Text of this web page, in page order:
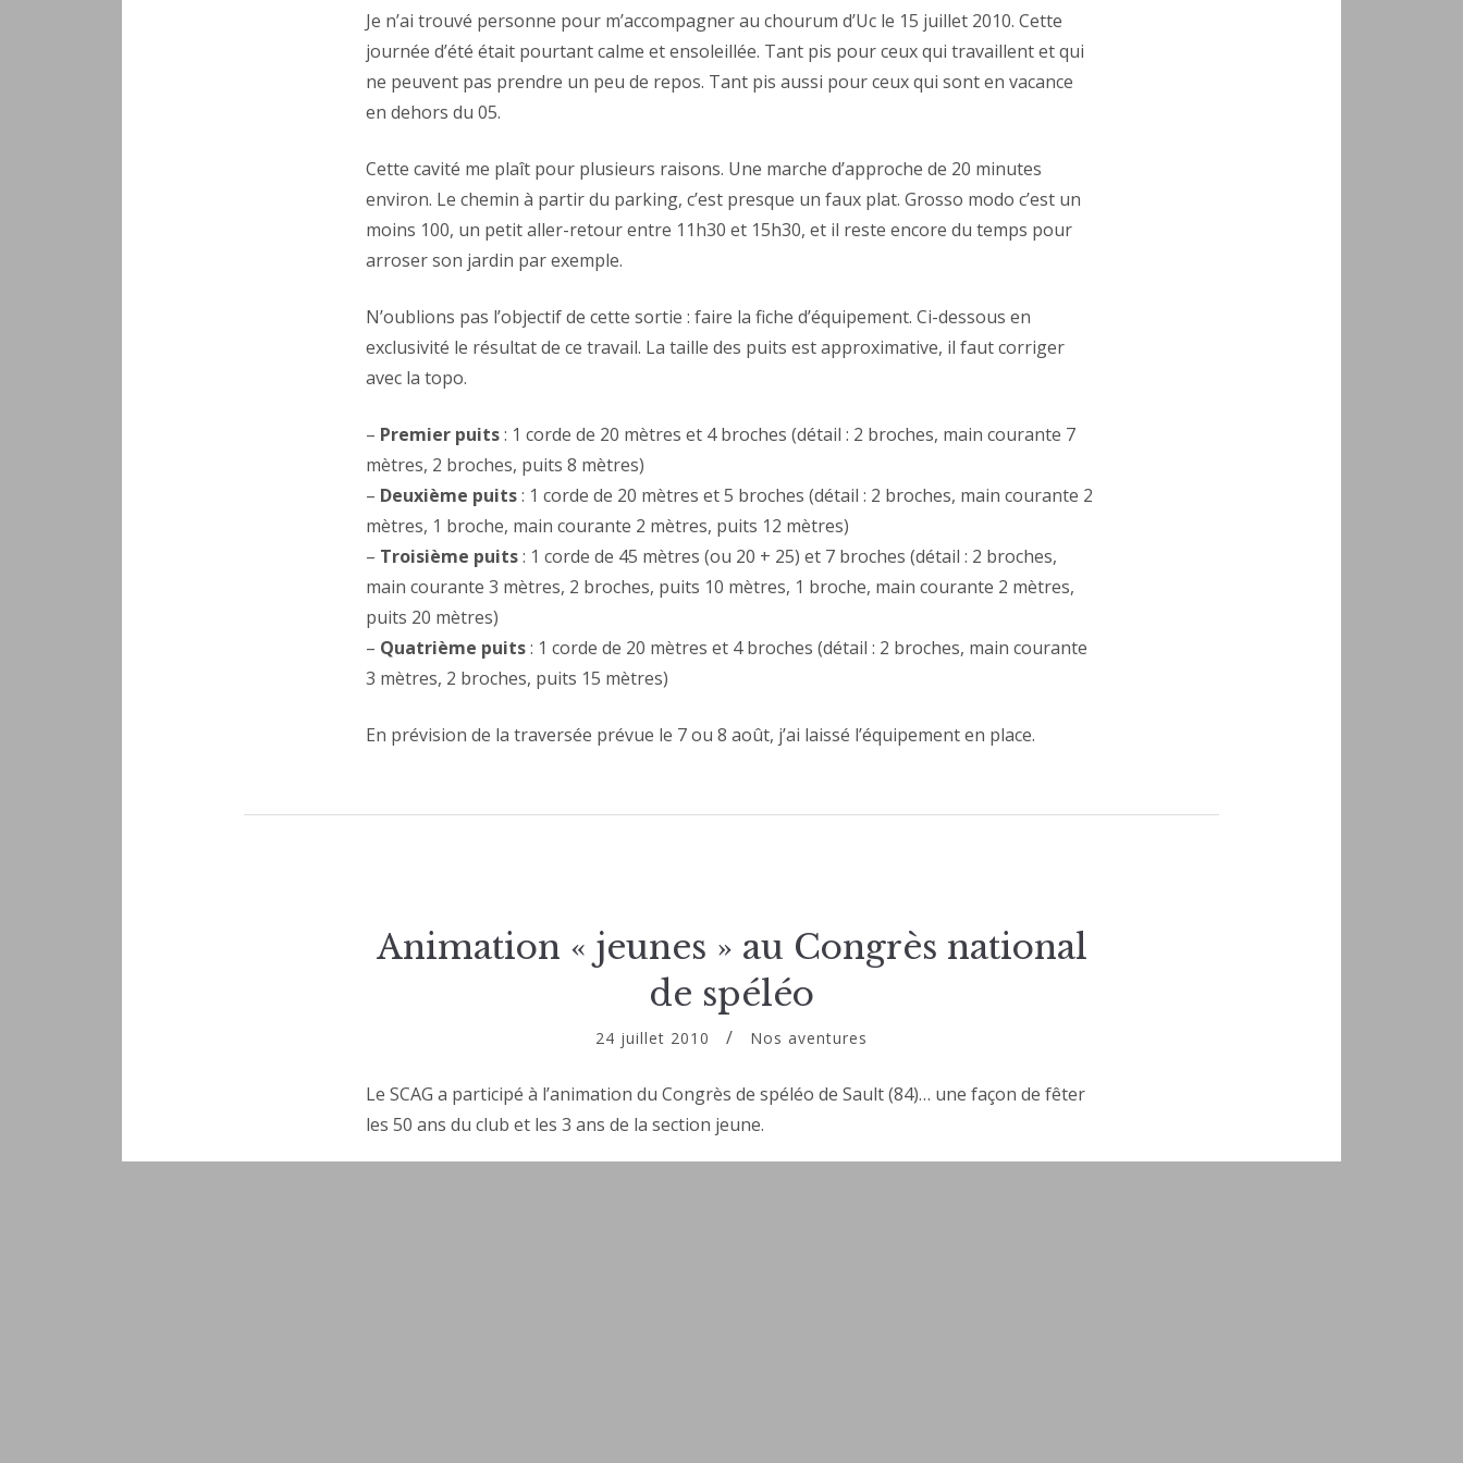
Je n’ai trouvé personne pour m’accompagner au chourum d’Uc le 15 juillet 2010. Cette
journée d’été était pourtant calme et ensoleillée. Tant pis pour ceux qui travaillent et qui
ne peuvent pas prendre un peu de repos. Tant pis aussi pour ceux qui sont en vacance
en dehors du 05.
Cette cavité me plaît pour plusieurs raisons. Une marche d’approche de 20 minutes
environ. Le chemin à partir du parking, c’est presque un faux plat. Grosso modo c’est un
moins 100, un petit aller-retour entre 11h30 et 15h30, et il reste encore du temps pour
arroser son jardin par exemple.
N’oublions pas l’objectif de cette sortie : faire la fiche d’équipement. Ci-dessous en
exclusivité le résultat de ce travail. La taille des puits est approximative, il faut corriger
avec la topo.
– Premier puits: 1 corde de 20 mètres et 4 broches (détail : 2 broches, main courante 7
mètres, 2 broches, puits 8 mètres)
– Deuxième puits: 1 corde de 20 mètres et 5 broches (détail : 2 broches, main courante 2
mètres, 1 broche, main courante 2 mètres, puits 12 mètres)
– Troisième puits: 1 corde de 45 mètres (ou 20 + 25) et 7 broches (détail : 2 broches,
main courante 3 mètres, 2 broches, puits 10 mètres, 1 broche, main courante 2 mètres,
puits 20 mètres)
– Quatrième puits: 1 corde de 20 mètres et 4 broches (détail : 2 broches, main courante
3 mètres, 2 broches, puits 15 mètres)
En prévision de la traversée prévue le 7 ou 8 août, j’ai laissé l’équipement en place.
Animation « jeunes » au Congrès national
de spéléo
24 juillet 2010 Nos aventures
Le SCAG a participé à l’animation du Congrès de spéléo de Sault (84)… une façon de fêter
les 50 ans du club et les 3 ans de la section jeune.